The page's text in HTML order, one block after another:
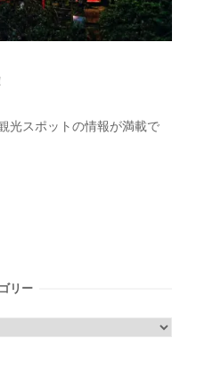
光スポットの情報が満載で
リー